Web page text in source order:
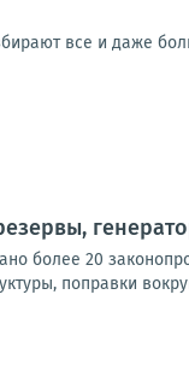
все и даже
более 20
поправки